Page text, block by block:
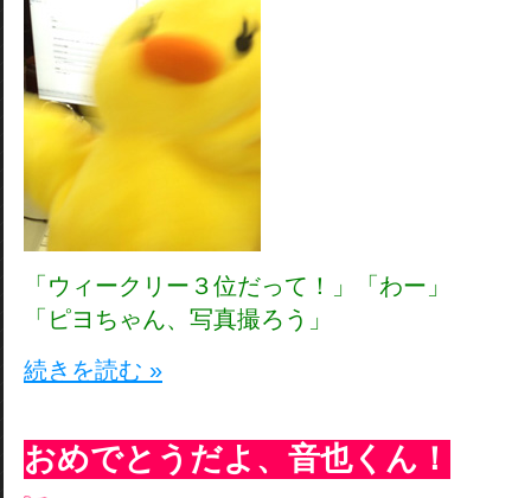
「ウィークリー３位だって！」「わー」
「ピヨちゃん、写真撮ろう」
続きを読む »
おめでとうだよ、音也くん！